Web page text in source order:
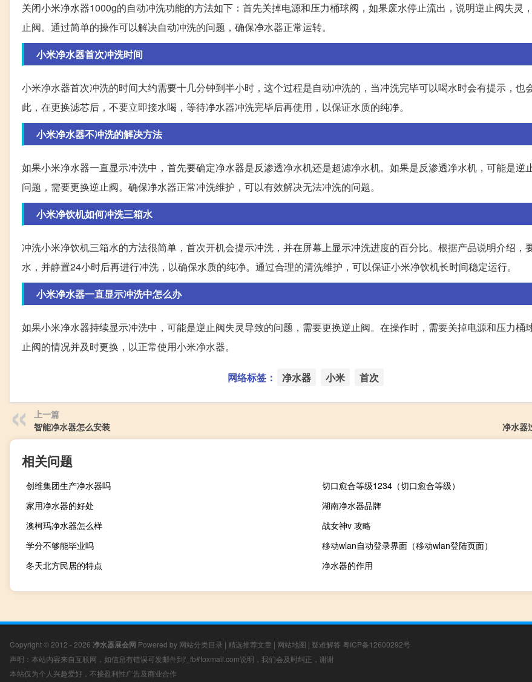
关闭小米净水器1000g的自动冲洗功能的方法如下：首先关掉电源和压力桶球阀，如果废水停止流出，说明逆止阀失灵
止阀。通过简单的操作可以解决自动冲洗的问题，确保净水器正常运转。
小米净水器首次冲洗时间
小米净水器首次冲洗的时间大约需要十几分钟到半小时，这个过程是自动冲洗的，当冲洗完毕可以喝水时会有提示，也
此，在更换滤芯后，不要立即接水喝，等待净水器冲洗完毕后再使用，以保证水质的纯净。
小米净水器不冲洗的解决方法
如果小米净水器一直显示冲洗中，首先要确定净水器是反渗透净水机还是超滤净水机。如果是反渗透净水机，可能是逆
问题，需要更换逆止阀。确保净水器正常冲洗维护，可以有效解决无法冲洗的问题。
小米净饮机如何冲洗三箱水
冲洗小米净饮机三箱水的方法很简单，首次开机会提示冲洗，并在屏幕上显示冲洗进度的百分比。根据产品说明介绍，
水，并静置24小时后再进行冲洗，以确保水质的纯净。通过合理的清洗维护，可以保证小米净饮机长时间稳定运行。
小米净水器一直显示冲洗中怎么办
如果小米净水器持续显示冲洗中，可能是逆止阀失灵导致的问题，需要更换逆止阀。在操作时，需要关掉电源和压力桶
止阀的情况并及时更换，以正常使用小米净水器。
网络标签： 净水器 小米 首次
上一篇
智能净水器怎么安装
净水器
相关问题
创维集团生产净水器吗
切口愈合等级1234（切口愈合等级）
家用净水器的好处
湖南净水器品牌
澳柯玛净水器怎么样
战女神v 攻略
学分不够能毕业吗
移动wlan自动登录界面（移动wlan登陆页面）
冬天北方民居的特点
净水器的作用
Copyright © 2012 - 2026 净水器展会网 Powered by 网站分类目录 | 精选推荐文章 | 网站地图 | 疑难解答 粤ICP备12600292号
声明：本站内容来自互联网，如信息有错误可发邮件到f_fb#foxmail.com说明，我们会及时纠正，谢谢
本站仅为个人兴趣爱好，不接盈利性广告及商业合作